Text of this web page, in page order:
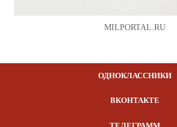
MILPORTAL.RU
ОДНОКЛАССНИКИ
ВКОНТАКТЕ